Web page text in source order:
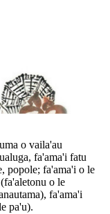
o vaila'au
fa'ama'i fatu
popole; fa'ama'i o le
o le
fa'ama'i
pa'u).